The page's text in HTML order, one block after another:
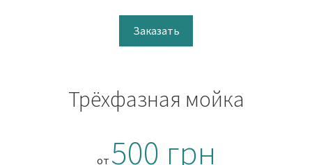
Заказать
Трёхфазная мойка
от 500 грн